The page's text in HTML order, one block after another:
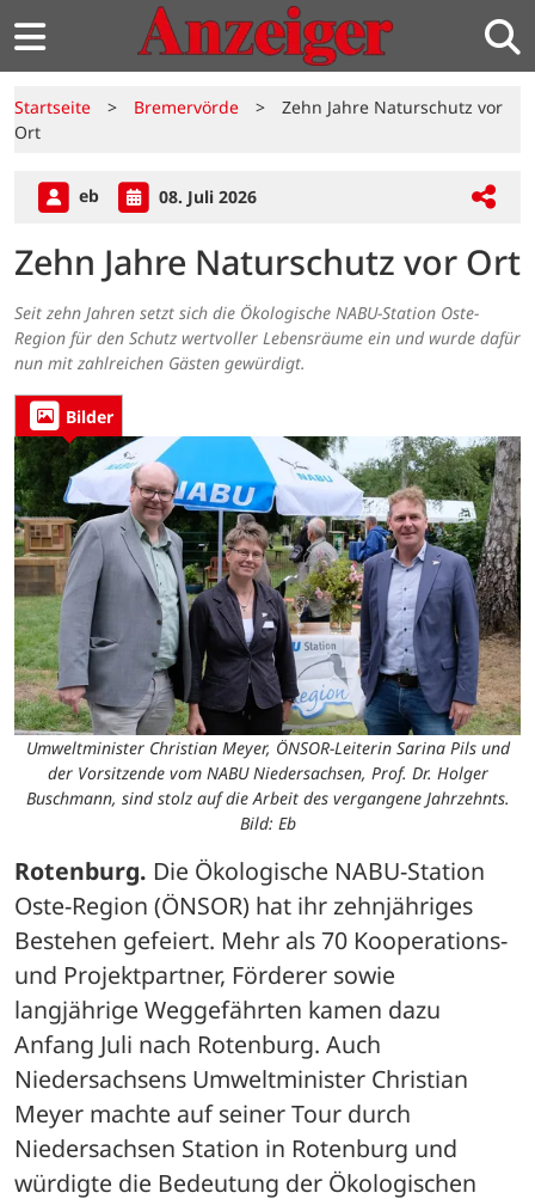
Startseite > Bremervörde >
Zehn Jahre Naturschutz vor
Ort
eb 08. Juli 2026
Zehn Jahre Naturschutz vor Ort
Seit zehn Jahren setzt sich die Ökologische NABU-Station Oste-
Region für den Schutz wertvoller Lebensräume ein und wurde dafür
nun mit zahlreichen Gästen gewürdigt.
Bilder
Umweltminister Christian Meyer, ÖNSOR-Leiterin Sarina Pils und
der Vorsitzende vom NABU Niedersachsen, Prof. Dr. Holger
Buschmann, sind stolz auf die Arbeit des vergangene Jahrzehnts.
Bild: Eb
Rotenburg. Die Ökologische NABU-Station
Oste-Region (ÖNSOR) hat ihr zehnjähriges
Bestehen gefeiert. Mehr als 70 Kooperations-
und Projektpartner, Förderer sowie
langjährige Weggefährten kamen dazu
Anfang Juli nach Rotenburg. Auch
Niedersachsens Umweltminister Christian
Meyer machte auf seiner Tour durch
Niedersachsen Station in Rotenburg und
würdigte die Bedeutung der Ökologischen